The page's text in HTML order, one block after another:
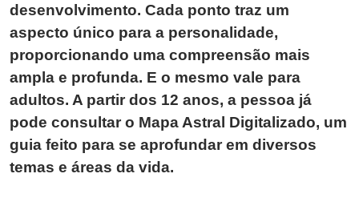
desenvolvimento. Cada ponto traz um
aspecto único para a personalidade,
proporcionando uma compreensão mais
ampla e profunda. E o mesmo vale para
adultos. A partir dos 12 anos, a pessoa já
pode consultar o Mapa Astral Digitalizado, um
guia feito para se aprofundar em diversos
temas e áreas da vida.